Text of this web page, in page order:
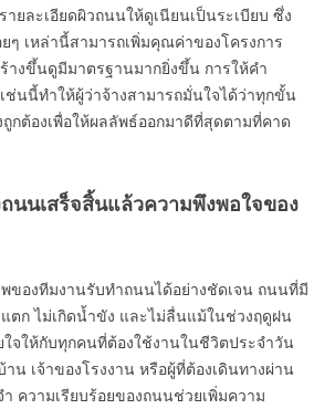
ายละเอียดผิวถนนให้ดูเนียนเป็นระเบียบ ซึ่ง
ยๆ เหล่านี้สามารถเพิ่มคุณค่าของโครงการ
างขึ้นดูมีมาตรฐานมากยิ่งขึ้น การให้คำ
นนี้ทำให้ผู้ว่าจ้างสามารถมั่นใจได้ว่าทุกขั้น
กต้องเพื่อให้ผลลัพธ์ออกมาดีที่สุดตามที่คาด
นนเสร็จสิ้นแล้วความพึงพอใจของ
ของทีมงานรับทำถนนได้อย่างชัดเจน ถนนที่มี
ตก ไม่เกิดน้ำขัง และไม่ลื่นแม้ในช่วงฤดูฝน
จให้กับทุกคนที่ต้องใช้งานในชีวิตประจำวัน
าน เจ้าของโรงงาน หรือผู้ที่ต้องเดินทางผ่าน
ความเรียบร้อยของถนนช่วยเพิ่มความ